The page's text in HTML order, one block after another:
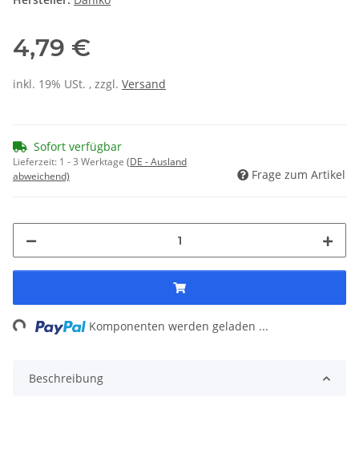
4,79 €
inkl. 19% USt. , zzgl. Versand
Sofort verfügbar
Lieferzeit: 1 - 3 Werktage (DE - Ausland
abweichend)
Frage zum Artikel
Komponenten werden geladen ...
Beschreibung